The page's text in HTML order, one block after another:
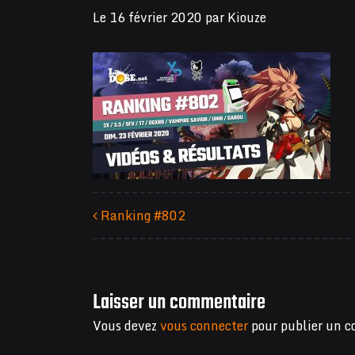
Le 16 février 2020 parKiouze
Ranking #802
Laisser un commentaire
Vous devezvous connecterpour publier un